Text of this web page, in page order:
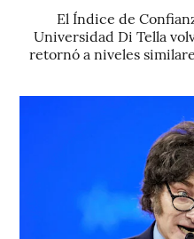
El Índice de
Universidad Di Tella
retornó a niveles